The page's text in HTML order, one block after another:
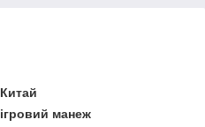
Китай
ігровий манеж